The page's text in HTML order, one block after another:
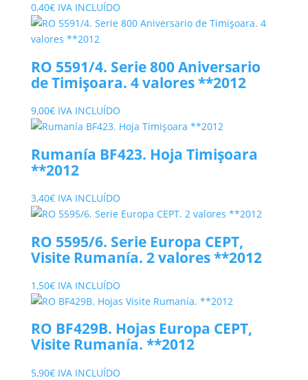
0,40€ IVA INCLUÍDO
RO 5591/4. Serie 800 Aniversario
de Timişoara. 4 valores **2012
9,00€ IVA INCLUÍDO
Rumanía BF423. Hoja Timişoara
**2012
3,40€ IVA INCLUÍDO
RO 5595/6. Serie Europa CEPT,
Visite Rumanía. 2 valores **2012
1,50€ IVA INCLUÍDO
RO BF429B. Hojas Europa CEPT,
Visite Rumanía. **2012
5,90€ IVA INCLUÍDO